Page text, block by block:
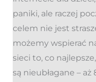
paniki, ale raczej
celem nie jest
możemy wspierać
sieci to, co
są nieubłagane –